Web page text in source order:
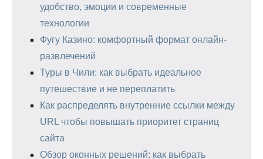
удобство, эмоции и современные
технологии
Фугу Казино: комфортный формат онлайн-
развлечений
Туры в Чили: как выбрать идеальное
путешествие и не переплатить
Как распределять внутренние ссылки между
URL чтобы повышать приоритет страниц
сайта
Обзор оконных решений: как выбрать